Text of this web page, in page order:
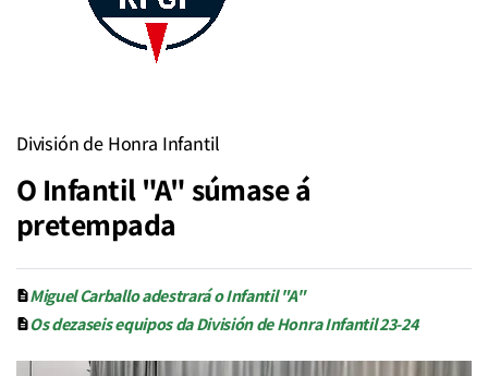
División de Honra Infantil
O Infantil "A" súmase á
pretempada
Miguel Carballo adestrará o Infantil "A"
Os dezaseis equipos da División de Honra Infantil 23-24